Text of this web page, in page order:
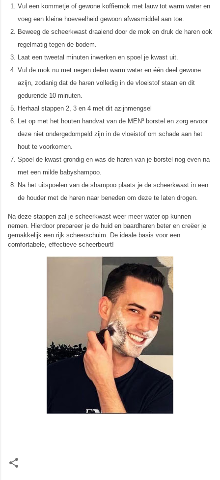
Vul een kommetje of gewone koffiemok met lauw tot warm water en
voeg een kleine hoeveelheid gewoon afwasmiddel aan toe.
Beweeg de scheerkwast draaiend door de mok en druk de haren ook
regelmatig tegen de bodem.
Laat een tweetal minuten inwerken en spoel je kwast uit.
Vul de mok nu met negen delen warm water en één deel gewone
azijn, zodanig dat de haren volledig in de vloeistof staan en dit
gedurende 10 minuten.
Herhaal stappen 2, 3 en 4 met dit azijnmengsel
Let op met het houten handvat van de MEN³ borstel en zorg ervoor
deze niet ondergedompeld zijn in de vloeistof om schade aan het
hout te voorkomen.
Spoel de kwast grondig en was de haren van je borstel nog even na
met een milde babyshampoo.
Na het uitspoelen van de shampoo plaats je de scheerkwast in een
de houder met de haren naar beneden om deze te laten drogen.
Na deze stappen zal je scheerkwast weer meer water op kunnen
nemen. Hierdoor prepareer je de huid en baardharen beter en creëer je
gemakkelijk een rijk scheerschuim. De ideale basis voor een
comfortabele, effectieve scheerbeurt!